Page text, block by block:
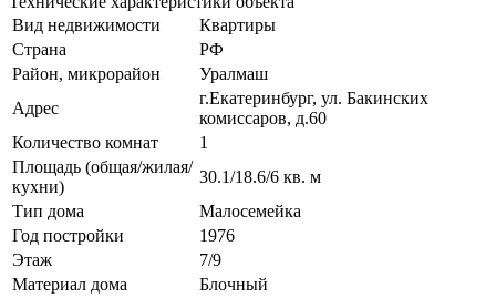
Вид недвижимости
Квартиры
Страна
РФ
Район, микрорайон
Уралмаш
Адрес
г.Екатеринбург, ул. Бакинских
комиссаров, д.60
Количество комнат
1
Площадь (общая/жилая/
кухни)
30.1/18.6/6 кв. м
Тип дома
Малосемейка
Год постройки
1976
Этаж
7/9
Материал дома
Блочный